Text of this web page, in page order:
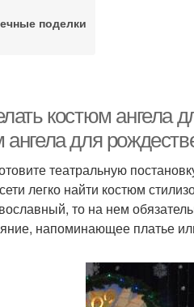
поделки
костюм ангела
для
театральную
легко найти костюм
то на нем
напоминающее платье